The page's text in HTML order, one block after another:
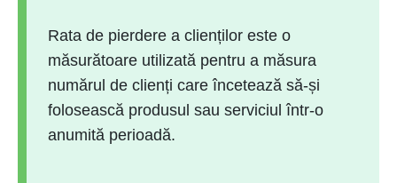
Rata de pierdere a clienților este o
măsurătoare utilizată pentru a măsura
numărul de clienți care încetează să-și
folosească produsul sau serviciul într-o
anumită perioadă.